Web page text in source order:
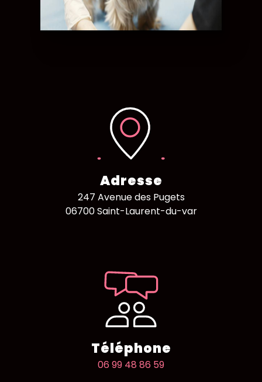
Adresse
247 Avenue des Pugets
06700 Saint-Laurent-du-var
Téléphone
06 99 48 86 59